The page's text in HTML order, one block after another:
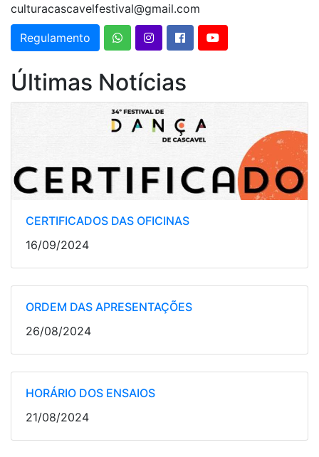
culturacascavelfestival@gmail.com
Regulamento
Últimas Notícias
CERTIFICADOS DAS OFICINAS
16/09/2024
ORDEM DAS APRESENTAÇÕES
26/08/2024
HORÁRIO DOS ENSAIOS
21/08/2024